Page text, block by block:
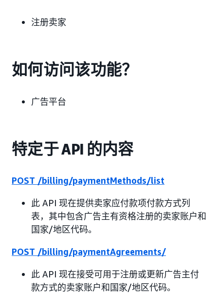
注册卖家
如何访问该功能？
广告平台
特定于 API 的内容
POST /billing/paymentMethods/list
此 API 现在提供卖家应付款项付款方式列
表，其中包含广告主有资格注册的卖家账户和
国家/地区代码。
POST /billing/paymentAgreements/
此 API 现在接受可用于注册或更新广告主付
款方式的卖家账户和国家/地区代码。